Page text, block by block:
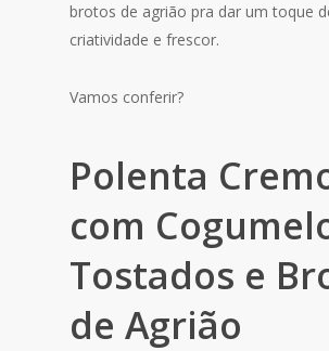
brotos de agrião pra dar um toque
criatividade e frescor.
Vamos conferir?
Polenta
com
Tostados e
de Agrião